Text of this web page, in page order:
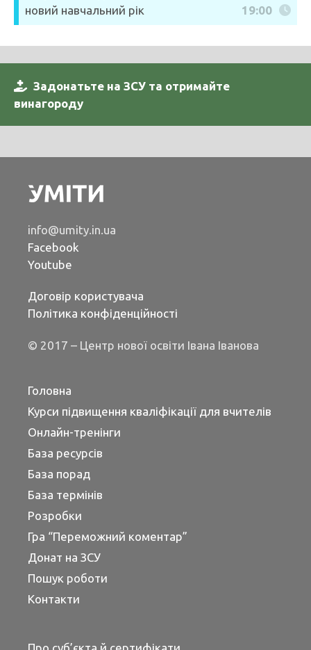
новий навчальний рік
19:00
Задонатьте на ЗСУ та отримайте
винагороду
info@umity.in.ua
Facebook
Youtube
Договір користувача
Політика конфіденційності
© 2017 – Центр нової освіти Івана Іванова
Головна
Курси підвищення кваліфікації для вчителів
Онлайн-тренінги
База ресурсів
База порад
База термінів
Розробки
Гра “Переможний коментар”
Донат на ЗСУ
Пошук роботи
Контакти